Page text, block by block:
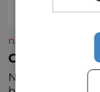
nasehvezdy.cz
Osamělá
Nedávno se